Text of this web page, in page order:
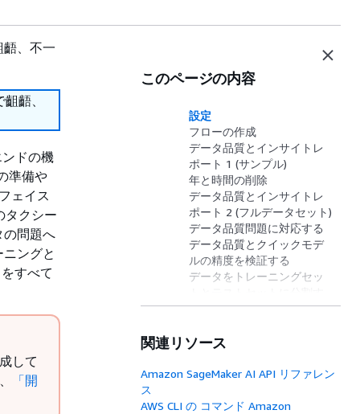
、不一
齬、
ドの機
準備や
ェイス
タクシー
の問題へ
ングと
すべて
して
「開
このページの内容
設定
フローの作成
データ品質とインサイトレ
ポート 1 (サンプル)
年と時間の削除
データ品質とインサイトレ
ポート 2 (フルデータセット)
データ品質問題に対応する
データ品質とクイックモデ
ルの精度を検証する
データをトレーニングセッ
る
モデルを評価し、予測を行
モデルをデプロイする
関連リソース
Amazon SageMaker AI API リファレン
ス
AWS CLI の コマンド Amazon